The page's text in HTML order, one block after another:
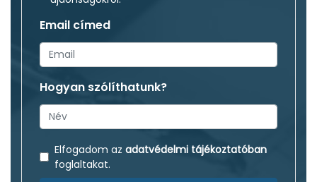
Email címed
Hogyan szólíthatunk?
Elfogadom az adatvédelmi tájékoztatóban
foglaltakat.